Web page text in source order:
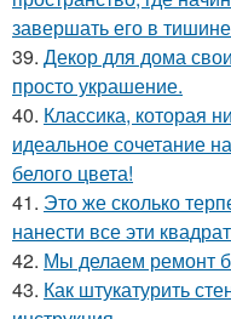
завершать его в
39. Декор для дома
просто украшение.
40. Классика, которая
идеальное сочетание
белого цвета!
41. Это же сколько
нанести все эти
42. Мы делаем ремонт
43. Как штукатурить